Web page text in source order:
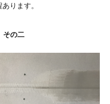
ります。
の二